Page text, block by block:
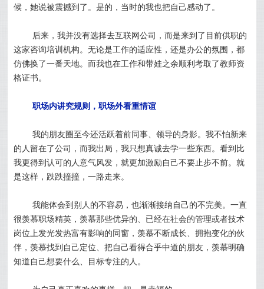
候，她说被震撼到了。是的，当时的我也把自己感动了。
后来，我并没有选择去互联网公司，而是来到了目前供职的
这家咨询培训机构。无论是工作的适应性，还是办公的氛围，都
仿佛换了一番天地。而我也在工作和带娃之余顺利考取了教师资
格证书。
职场内讲究规则，职场外看重情谊
我的朋友圈至今还活跃着前同事、领导的身影。我不怕新来
的人留在了公司，而我出局，我只想真诚去学一些东西。看到比
我更得到认可的人意气风发，就更加激励自己不要止步不前。就
是这样，跌跌撞撞，一路走来。
我能体会到别人的不容易，也渐渐接纳自己的不完美。一直
很羡慕职场精英，羡慕那些优异的、已经在社会的管理或者技术
岗位上发光发热富有影响的同窗，羡慕不断成长、拥抱变化的伙
伴，羡慕找到自己定位、把自己看得合乎中道的朋友，羡慕明确
知道自己想要什么、目标专注的人。